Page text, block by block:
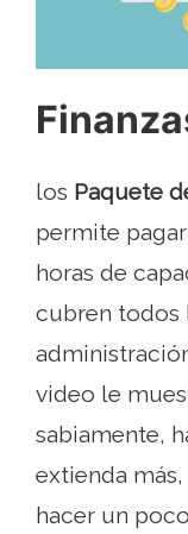
los Paquete
permite
horas de
cubren todos
video le
sabiamente,
extienda
hacer un